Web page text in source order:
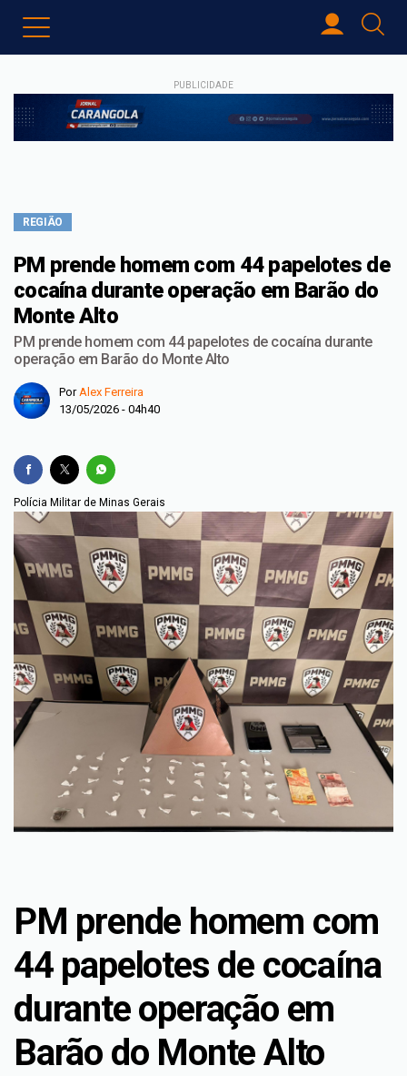
PUBLICIDADE
REGIÃO
PM prende homem com 44 papelotes de
cocaína durante operação em Barão do
Monte Alto
PM prende homem com 44 papelotes de cocaína durante
operação em Barão do Monte Alto
PorAlex Ferreira
13/05/2026 - 04h40
Polícia Militar de Minas Gerais
PM prende homem com
44 papelotes de cocaína
durante operação em
Barão do Monte Alto